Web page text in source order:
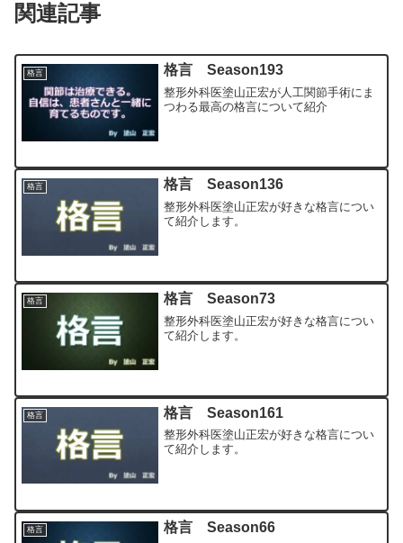
関連記事
格言 格言 Season193
整形外科医塗山正宏が人工関節手術にま
つわる最高の格言について紹介
格言 格言 Season136
整形外科医塗山正宏が好きな格言につい
て紹介します。
格言 格言 Season73
整形外科医塗山正宏が好きな格言につい
て紹介します。
格言 格言 Season161
整形外科医塗山正宏が好きな格言につい
て紹介します。
格言 格言 Season66